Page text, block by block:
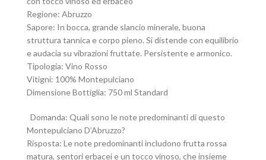
Regione: Abruzzo
Sapore: In bocca, grande slancio minerale, buona
struttura tannica e corpo pieno. Si distende con equilibrio
e audacia su vibrazioni fruttate. Persistente e armonico.
Tipologia: Vino Rosso
Vitigni: 100% Montepulciano
Dimensione Bottiglia: 750 ml Standard
Domanda: Quali sono le note predominanti di questo
Montepulciano D’Abruzzo?
Risposta: Le note predominanti includono frutta rossa
matura, sentori erbacei e un tocco vinoso, che insieme